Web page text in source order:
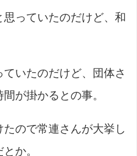
っていたのだけど、和
いたのだけど、団体さ
が掛かるとの事。
ので常連さんが大挙し
か。